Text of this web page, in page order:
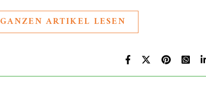
GANZEN ARTIKEL LESEN